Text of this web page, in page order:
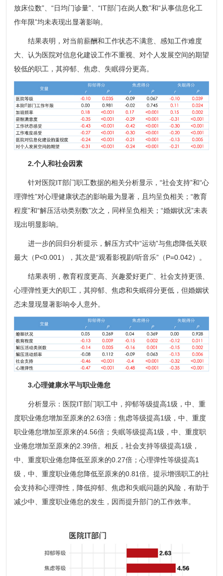
放床位数”、“日均门诊量”、“IT部门在岗人数”和“从事信息化工
作年限”均未表现出显著影响。
结果表明，对当前薪酬和工作状态不满意、感知工作难度
大、认为医院对信息化建设工作不重视、对个人发展空间的期望
较低的职工，其抑郁、焦虑、失眠得分更高。
2.个人和社会因素
针对医院IT部门职工数据的相关分析显示，“社会支持”和“心
理弹性”对心理健康状态的影响最为显著，且均呈负相关；“教育
程度”和“解压活动类别数”次之，同样呈负相关；“婚姻状况”未表
现出明显影响。
进一步的回归分析提示，解压方式中“运动”与焦虑降低关联
最大（P<0.001），其次是“观看影视剧/听音乐”（P=0.042）。
结果表明，教育程度更高、兴趣爱好更广、社会支持更强、
心理弹性更大的职工，其抑郁、焦虑和失眠得分更低，但婚姻状
态未显现显著影响令人意外。
3.心理健康水平与职业倦怠
分析显示：医院IT部门职工中，抑郁等级提高1级，中、重
度职业倦怠增加至原来的2.63倍；焦虑等级提高1级，中、重度
职业倦怠增加至原来的4.56倍；失眠等级提高1级，中、重度职
业倦怠增加至原来的2.39倍。相反，社会支持等级提高1级，
中、重度职业倦怠降低至原来的0.27倍；心理弹性等级提高1
级，中、重度职业倦怠降低至原来的0.81倍。提示增强职工的社
会支持和心理弹性，降低抑郁、焦虑和失眠问题的风险，有助于
减少中、重度职业倦怠的发生，因而提升部门的工作效率。